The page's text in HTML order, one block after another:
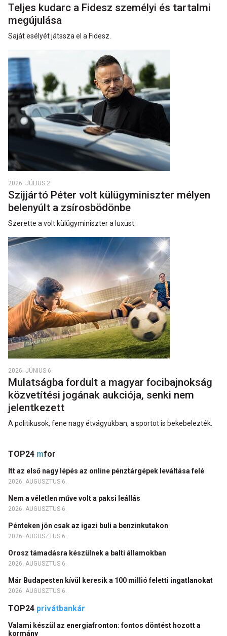
Teljes kudarc a Fidesz személyi és tartalmi
megújulása
Saját esélyét játssza el a Fidesz.
2026. JÚLIUS 2.
Szijjártó Péter volt külügyminiszter mélyen
belenyúlt a zsírosbödönbe
Szerette a volt külügyminiszter a luxust.
2026. JÚNIUS 6.
Mulatságba fordult a magyar focibajnokság
közvetítési jogának aukciója, senki nem
jelentkezett
A politikusok, fene nagy étvágyukban, a sportot is bekebelezték.
TOP24 mfor
Itt az első nagy lépés az online pénztárgépek leváltása felé
2026. AUGUSZTUS 6.
Nem a véletlen műve volt a paksi leállás
2026. AUGUSZTUS 6.
Pénteken jön csak az igazi buli a benzinkutakon
2026. AUGUSZTUS 6.
Orosz támadásra készülnek a balti államokban
2026. AUGUSZTUS 6.
Már Budapesten kívül keresik a 100 millió feletti ingatlanokat
2026. AUGUSZTUS 6.
TOP24 privátbankár
Valami készül az energiafronton: fontos döntést hozott a
kormány